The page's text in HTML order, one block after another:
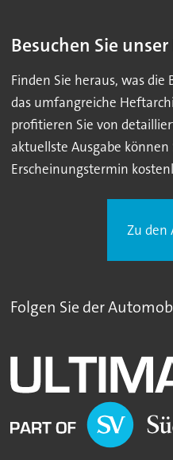
Besuchen Sie
Finden Sie heraus, was
das umfangreiche
profitieren Sie von
aktuellste Ausgabe können
Erscheinungstermin
Zu den
Folgen Sie der